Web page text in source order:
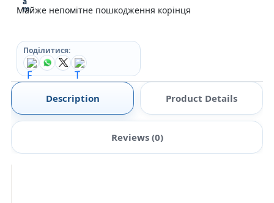
Майже непомітне пошкодження корінця
Поділитися:
Description Product Details
Reviews (0)